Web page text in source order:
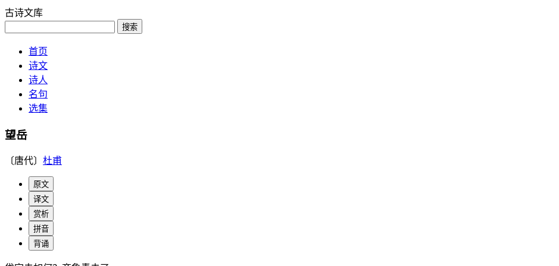
古诗文库
搜索
首页
诗文
诗人
名句
选集
望岳
〔唐代〕 杜甫
原文
译文
赏析
拼音
背诵